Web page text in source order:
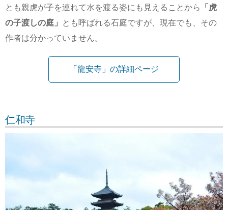
とも親虎が子を連れて水を渡る姿にも見えることから
「虎
の子渡しの庭」
とも呼ばれる石庭ですが、現在でも、その
作者は分かっていません。
「龍安寺」の詳細ページ
仁和寺